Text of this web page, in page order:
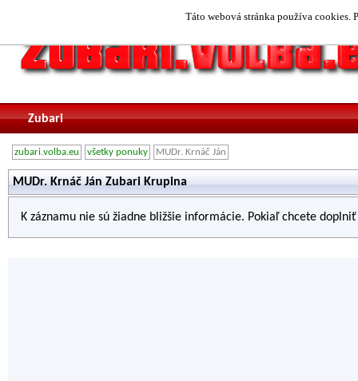
Táto webová stránka používa cookies.
Zubari
zubari.volba.eu všetky ponuky MUDr. Krnáč Ján
MUDr. Krnáč Ján Zubari Krupina
K záznamu nie sú žiadne bližšie informácie. Pokiaľ chcete